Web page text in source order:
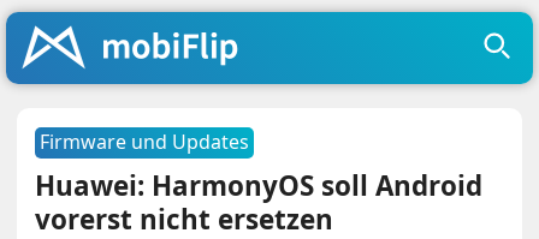
Firmware und Updates
Huawei: HarmonyOS soll Android
vorerst nicht ersetzen